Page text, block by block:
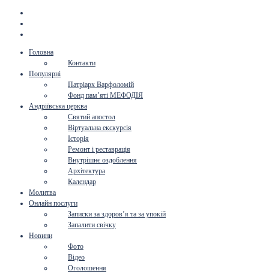
Головна
Контакти
Популярні
Патріарх Варфоломій
Фонд пам’яті МЕФОДІЯ
Андріївська церква
Святий апостол
Віртуальна екскурсія
Історія
Ремонт і реставрація
Внутрішнє оздоблення
Архітектура
Календар
Молитва
Онлайн послуги
Записки за здоров’я та за упокій
Запалити свічку
Новини
Фото
Відео
Оголошення